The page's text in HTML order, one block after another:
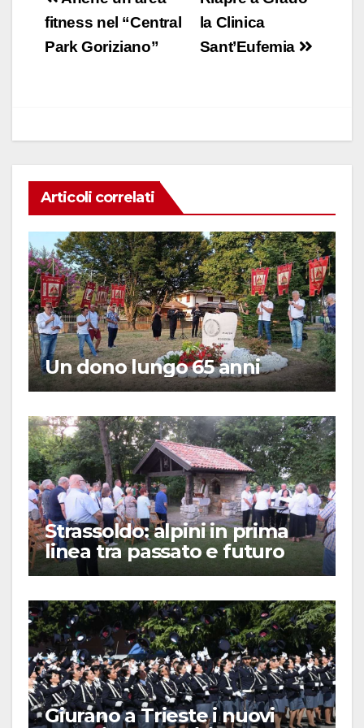
e
b
s
A
e
di
vi
articoli
la Clinica
Sant’Eufemia
fitness nel “Central
Park Goriziano”
Articoli correlati
Un dono lungo 65 anni
Strassoldo: alpini in prima
linea tra passato e futuro
Giurano a Trieste i nuovi